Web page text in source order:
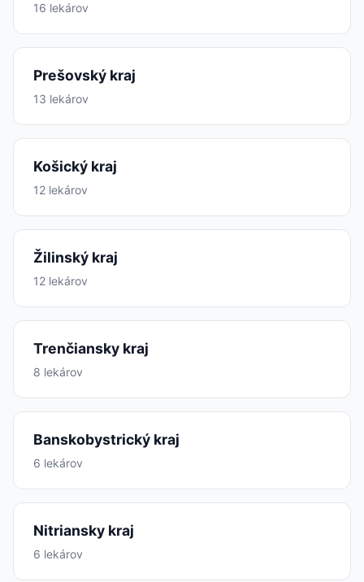
16 lekárov
Prešovský kraj
13 lekárov
Košický kraj
12 lekárov
Žilinský kraj
12 lekárov
Trenčiansky kraj
8 lekárov
Banskobystrický kraj
6 lekárov
Nitriansky kraj
6 lekárov